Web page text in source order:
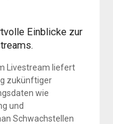
Einblicke zur
Livestream liefert
zukünftiger
wie
und
Schwachstellen